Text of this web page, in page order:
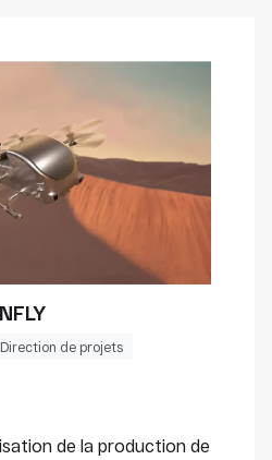
Direction de projets
de la production de